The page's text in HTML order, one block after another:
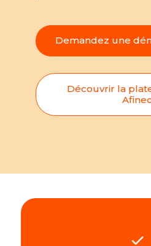
Demandez une
Découvrir la